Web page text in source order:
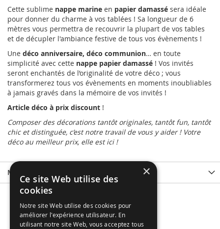
Cette sublime nappe marine en papier damassé sera idéale
pour donner du charme à vos tablées ! Sa longueur de 6
mètres vous permettra de recouvrir la plupart de vos tables
et de décupler l'ambiance festive de tous vos évènements !
Une déco anniversaire, déco communion… en toute
simplicité avec cette nappe papier damassé ! Vos invités
seront enchantés de l’originalité de votre déco ; vous
transformerez tous vos évènements en moments inoubliables
à jamais gravés dans la mémoire de vos invités !
Article déco à prix discount !
Composer des décorations tantôt originales, tantôt fun, tantôt
chic et distinguée, c’est notre travail de vous y aider ! Votre
déco au meilleur prix, elle est ici !
More Information ×
Ce site Web utilise des
cookies
Notre site Web utilise des cookies pour
améliorer l'expérience utilisateur. En
utilisant notre site Web, vous acceptez tous